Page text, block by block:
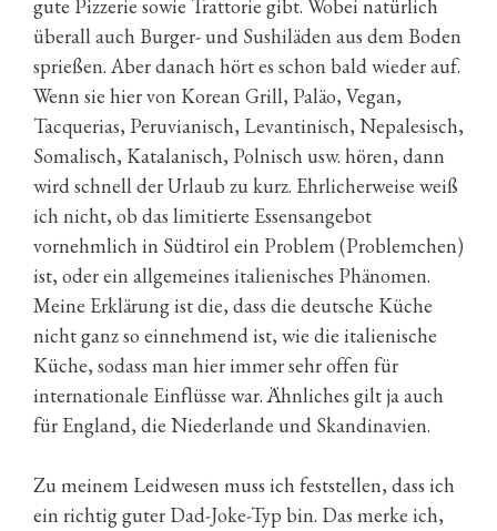
gute Pizzerie sowie Trattorie gibt. Wobei natürlich
überall auch Burger- und Sushiläden aus dem Boden
sprießen. Aber danach hört es schon bald wieder auf.
Wenn sie hier von Korean Grill, Paläo, Vegan,
Tacquerias, Peruvianisch, Levantinisch, Nepalesisch,
Somalisch, Katalanisch, Polnisch usw. hören, dann
wird schnell der Urlaub zu kurz. Ehrlicherweise weiß
ich nicht, ob das limitierte Essensangebot
vornehmlich in Südtirol ein Problem (Problemchen)
ist, oder ein allgemeines italienisches Phänomen.
Meine Erklärung ist die, dass die deutsche Küche
nicht ganz so einnehmend ist, wie die italienische
Küche, sodass man hier immer sehr offen für
internationale Einflüsse war. Ähnliches gilt ja auch
für England, die Niederlande und Skandinavien.
Zu meinem Leidwesen muss ich feststellen, dass ich
ein richtig guter Dad-Joke-Typ bin. Das merke ich,